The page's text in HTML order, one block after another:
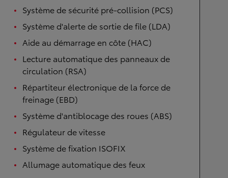
Système de sécurité pré-collision (PCS)
Système d'alerte de sortie de file (LDA)
Aide au démarrage en côte (HAC)
Lecture automatique des panneaux de
circulation (RSA)
Répartiteur électronique de la force de
freinage (EBD)
Système d'antiblocage des roues (ABS)
Régulateur de vitesse
Système de fixation ISOFIX
Allumage automatique des feux